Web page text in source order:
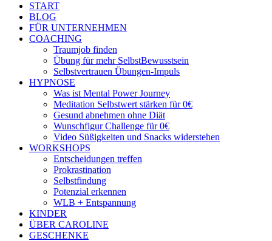
START
BLOG
FÜR UNTERNEHMEN
COACHING
Traumjob finden
Übung für mehr SelbstBewusstsein
Selbstvertrauen Übungen-Impuls
HYPNOSE
Was ist Mental Power Journey
Meditation Selbstwert stärken für 0€
Gesund abnehmen ohne Diät
Wunschfigur Challenge für 0€
Video Süßigkeiten und Snacks widerstehen
WORKSHOPS
Entscheidungen treffen
Prokrastination
Selbstfindung
Potenzial erkennen
WLB + Entspannung
KINDER
ÜBER CAROLINE
GESCHENKE